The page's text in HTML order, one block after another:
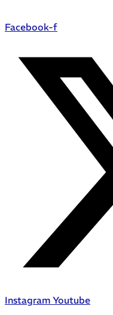
Facebook-f
Instagram Youtube